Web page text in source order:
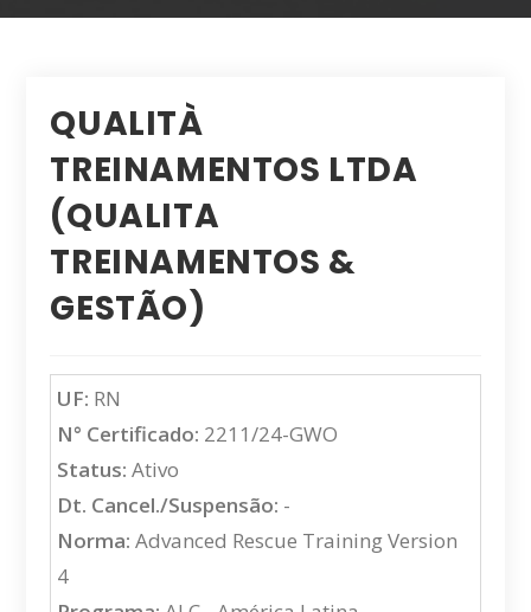
QUALITÀ
TREINAMENTOS LTDA
(QUALITA
TREINAMENTOS &
GESTÃO)
UF: RN
N° Certificado: 2211/24-GWO
Status: Ativo
Dt. Cancel./Suspensão: -
Norma: Advanced Rescue Training Version
4